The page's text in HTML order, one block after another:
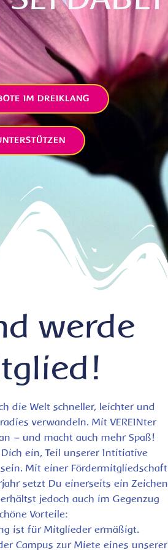
IM DREIKLANG
werde
die Welt schneller, leichter und
verwandeln. Mit VEREINter
– und macht auch mehr Spaß!
ein, Teil unserer Intitiative
Mit einer Fördermitgliedschaft
setzt Du einerseits ein Zeichen
jedoch auch im Gegenzug
Vorteile:
ist für Mitglieder ermäßigt.
Campus zur Miete eines unserer